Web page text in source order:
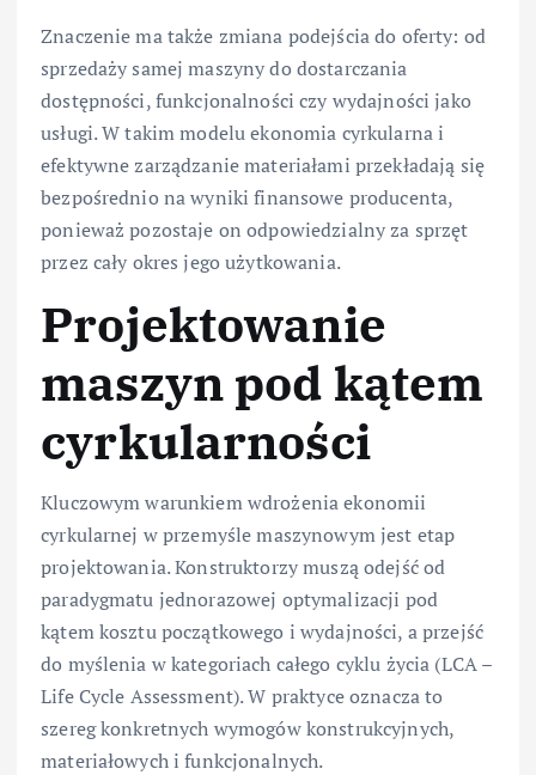
Znaczenie ma także zmiana podejścia do oferty: od
sprzedaży samej maszyny do dostarczania
dostępności, funkcjonalności czy wydajności jako
usługi. W takim modelu ekonomia cyrkularna i
efektywne zarządzanie materiałami przekładają się
bezpośrednio na wyniki finansowe producenta,
ponieważ pozostaje on odpowiedzialny za sprzęt
przez cały okres jego użytkowania.
Projektowanie
maszyn pod kątem
cyrkularności
Kluczowym warunkiem wdrożenia ekonomii
cyrkularnej w przemyśle maszynowym jest etap
projektowania. Konstruktorzy muszą odejść od
paradygmatu jednorazowej optymalizacji pod
kątem kosztu początkowego i wydajności, a przejść
do myślenia w kategoriach całego cyklu życia (LCA –
Life Cycle Assessment). W praktyce oznacza to
szereg konkretnych wymogów konstrukcyjnych,
materiałowych i funkcjonalnych.